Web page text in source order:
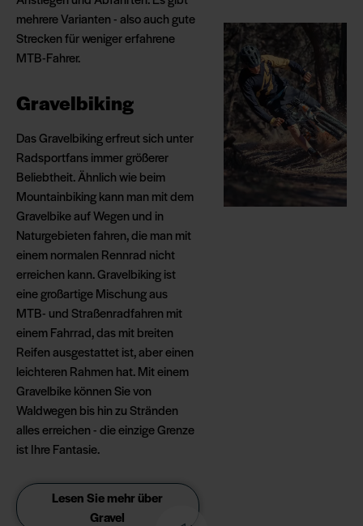
mehrere Varianten - also auch gute
Strecken für weniger erfahrene
MTB-Fahrer.
Gravelbiking
Das Gravelbiking erfreut sich unter
Radsportfans immer größerer
Beliebtheit. Ähnlich wie beim
Mountainbiking kann man mit dem
Gravelbike auf Wegen und in
Naturgebieten fahren, die man mit
einem normalen Rennrad nicht
erreichen kann. Gravelbiking ist
eine großartige Mischung aus
MTB- und Straßenradfahren mit
einem Fahrrad, das mit breiten
Reifen ausgestattet ist, aber einen
leichteren Rahmen hat. Mit einem
Gravelbike können Sie von
Waldwegen bis hin zu Stränden
alles erreichen - die einzige Grenze
ist Ihre Fantasie.
Lesen Sie mehr über
Gravel